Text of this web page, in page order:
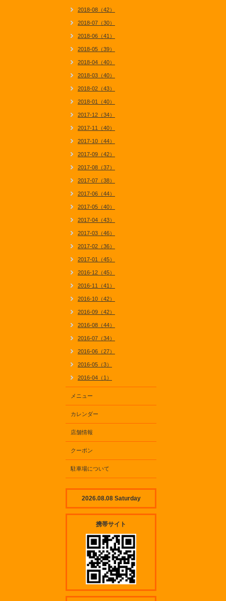
2018-08（42）
2018-07（30）
2018-06（41）
2018-05（39）
2018-04（40）
2018-03（40）
2018-02（43）
2018-01（40）
2017-12（34）
2017-11（40）
2017-10（44）
2017-09（42）
2017-08（37）
2017-07（38）
2017-06（44）
2017-05（40）
2017-04（43）
2017-03（46）
2017-02（36）
2017-01（45）
2016-12（45）
2016-11（41）
2016-10（42）
2016-09（42）
2016-08（44）
2016-07（34）
2016-06（27）
2016-05（3）
2016-04（1）
メニュー
カレンダー
店舗情報
クーポン
駐車場について
2026.08.08 Saturday
携帯サイト